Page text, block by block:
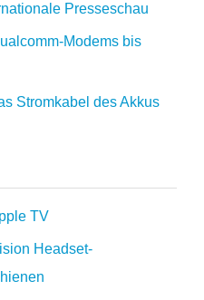
Presseschau
Modems bis
Stromkabel des Akkus
TV
Headset-